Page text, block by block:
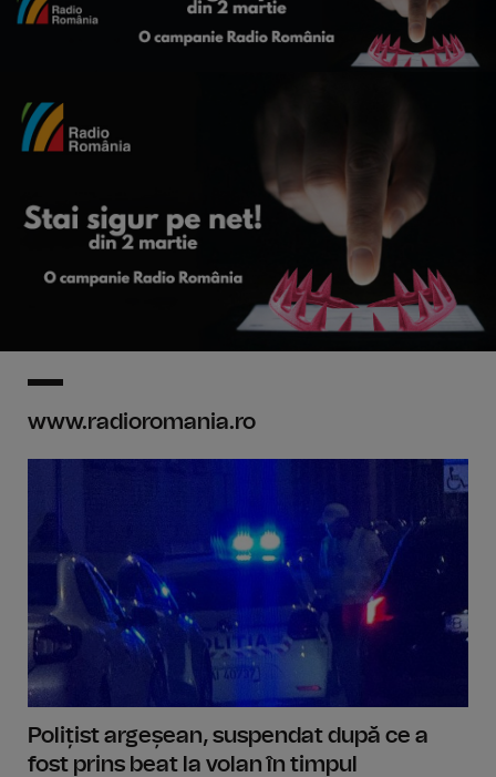
www.radioromania.ro
Polițist argeșean, suspendat după ce a
fost prins beat la volan în timpul